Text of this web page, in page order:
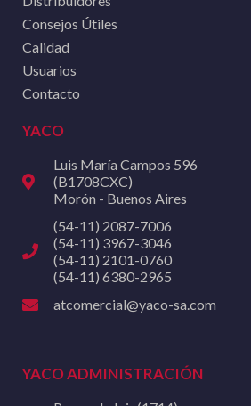
Consejos Útiles
Calidad
Usuarios
Contacto
YACO
Luis María Campos 596
(B1708CXC)
Morón - Buenos Aires
(54-11) 2087-7006
(54-11) 3967-3046
(54-11) 2101-0760
(54-11) 6380-2965
atcomercial@yaco-sa.com
YACO ADMINISTRACIÓN